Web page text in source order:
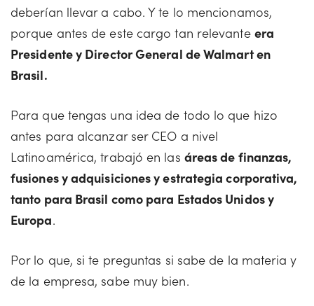
deberían llevar a cabo. Y te lo mencionamos,
porque antes de este cargo tan relevante era
Presidente y Director General de Walmart en
Brasil.
Para que tengas una idea de todo lo que hizo
antes para alcanzar ser CEO a nivel
Latinoamérica, trabajó en las áreas de finanzas,
fusiones y adquisiciones y estrategia corporativa,
tanto para Brasil como para Estados Unidos y
Europa.
Por lo que, si te preguntas si sabe de la materia y
de la empresa, sabe muy bien.